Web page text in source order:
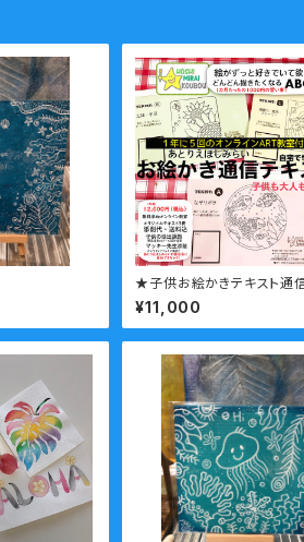
★子供お絵かきテキスト通
のテキスト教材＋ご入会の
¥11,000